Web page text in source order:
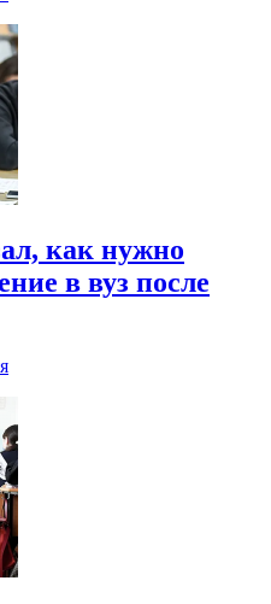
как нужно
в вуз после